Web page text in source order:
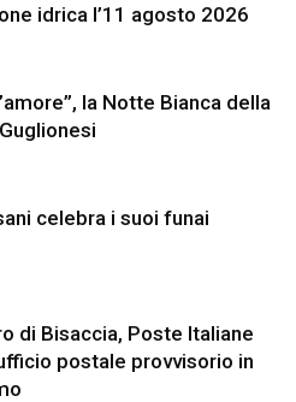
idrica l’11 agosto 2026
la Notte Bianca della
celebra i suoi funai
di Bisaccia, Poste Italiane
postale provvisorio in